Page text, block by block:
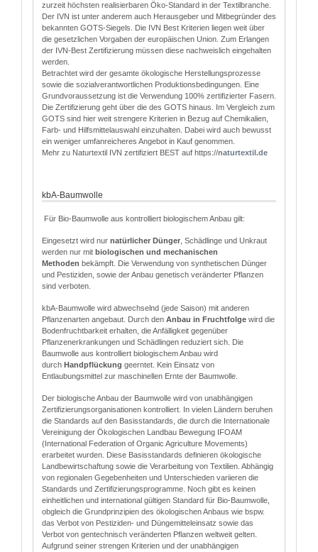
zurzeit höchsten realisierbaren Öko-Standard in der Textilbranche.
Der IVN ist unter anderem auch Herausgeber und Mitbegründer des
bekannten GOTS-Siegels. Die IVN Best Kriterien liegen weit über
die gesetzlichen Vorgaben der europäischen Union. Zum Erlangen
der IVN-Best Zertifizierung müssen diese nachweislich eingehalten
werden.
Betrachtet wird der gesamte ökologische Herstellungsprozesse
sowie die sozialverantwortlichen Produktionsbedingungen. Eine
Grundvoraussetzung ist die Verwendung 100% zertifizierter Fasern.
Die Zertifizierung geht über die des GOTS hinaus. Im Vergleich zum
GOTS sind hier weit strengere Kriterien in Bezug auf Chemikalien,
Farb- und Hilfsmittelauswahl einzuhalten. Dabei wird auch bewusst
ein weniger umfanreicheres Angebot in Kauf genommen.
Mehr zu Naturtextil IVN zertifiziert BEST auf https://naturtextil.de
kbA-Baumwolle
Für Bio-Baumwolle aus kontrolliert biologischem Anbau gilt:
Eingesetzt wird nur natürlicher Dünger , Schädlinge und Unkraut
werden nur mit biologischen und mechanischen
Methoden bekämpft. Die Verwendung von synthetischen Dünger
und Pestiziden, sowie der Anbau genetisch veränderter Pflanzen
sind verboten.
kbA-Baumwolle wird abwechselnd (jede Saison) mit anderen
Pflanzenarten angebaut. Durch den Anbau in Fruchtfolge wird die
Bodenfruchtbarkeit erhalten, die Anfälligkeit gegenüber
Pflanzenerkrankungen und Schädlingen reduziert sich. Die
Baumwolle aus kontrolliert biologischem Anbau wird
durch Handpflückung geerntet. Kein Einsatz von
Entlaubungsmittel zur maschinellen Ernte der Baumwolle.
Der biologische Anbau der Baumwolle wird von unabhängigen
Zertifizierungsorganisationen kontrolliert. In vielen Ländern beruhen
die Standards auf den Basisstandards, die durch die Internationale
Vereinigung der Ökologischen Landbau Bewegung IFOAM
(International Federation of Organic Agriculture Movements)
erarbeitet wurden. Diese Basisstandards definieren ökologische
Landbewirtschaftung sowie die Verarbeitung von Textilien. Abhängig
von regionalen Gegebenheiten und Unterschieden variieren die
Standards und Zertifizierungsprogramme. Noch gibt es keinen
einheitlichen und international gültigen Standard für Bio-Baumwolle,
obgleich die Grundprinzipien des ökologischen Anbaus wie bspw.
das Verbot von Pestiziden- und Düngemitteleinsatz sowie das
Verbot von gentechnisch veränderten Pflanzen weltweit gelten.
Aufgrund seiner strengen Kriterien und der unabhängigen